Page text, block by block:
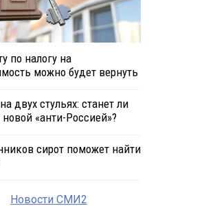
по налогу на
можно будет вернуть
двух стульях: станет ли
«анти-Россией»?
сирот поможет найти
Новости СМИ2